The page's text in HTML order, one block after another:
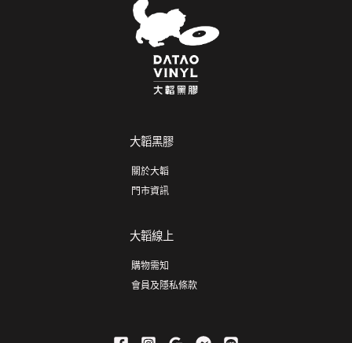
大韜黑膠
關於大韜
門市資訊
大韜線上
購物需知
會員及隱私條款